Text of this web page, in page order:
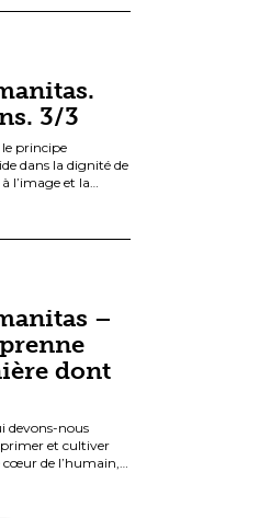
3/3
le principe
dans la dignité de
l’image et la
ni
–
dont
devons-nous
et cultiver
cœur de l’humain,
du pouvoir »